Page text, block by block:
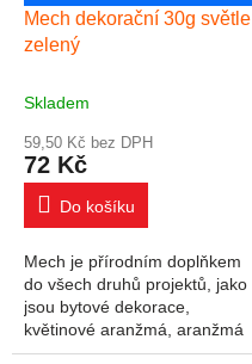
Mech dekorační 30g světle
zelený
Skladem
59,50 Kč bez DPH
72 Kč
Do košíku
Mech je přírodním doplňkem
do všech druhů projektů, jako
jsou bytové dekorace,
květinové aranžmá, aranžmá
na stůl a mnoho dalšího. V